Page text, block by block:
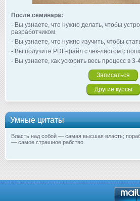
После семинара:
- Вы узнаете, что нужно делать, чтобы
разработчиком.
- Вы узнаете, что нужно изучить, чтобы
- Вы получите PDF-файл с чек-листом с
- Вы узнаете, как ускорить весь процесс в 3-
Записаться
Другие курсы
Умные цитаты
Власть над собой — самая высшая власть;
— самое страшное рабство.